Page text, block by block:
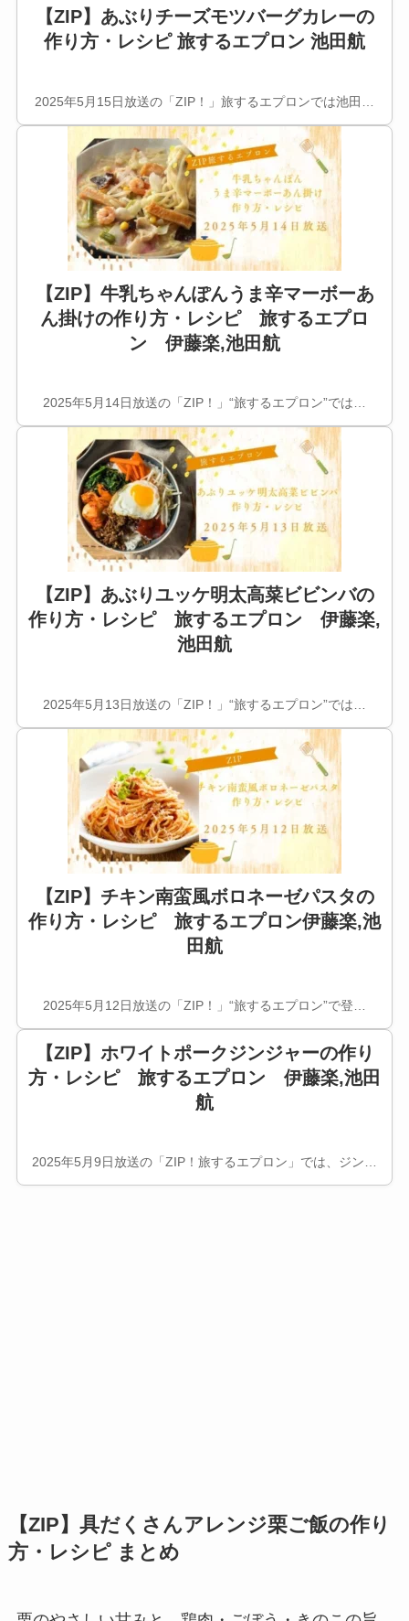
【ZIP】あぶりチーズモツバーグカレーの
作り方・レシピ 旅するエプロン 池田航
2025年5月15日放送の「ZIP！」旅するエプロンでは池田…
【ZIP】牛乳ちゃんぽんうま辛マーボーあ
ん掛けの作り方・レシピ 旅するエプロ
ン 伊藤楽,池田航
2025年5月14日放送の「ZIP！」“旅するエプロン”では…
【ZIP】あぶりユッケ明太高菜ビビンバの
作り方・レシピ 旅するエプロン 伊藤楽,
池田航
2025年5月13日放送の「ZIP！」“旅するエプロン”では…
【ZIP】チキン南蛮風ボロネーゼパスタの
作り方・レシピ 旅するエプロン伊藤楽,池
田航
2025年5月12日放送の「ZIP！」“旅するエプロン”で登…
【ZIP】ホワイトポークジンジャーの作り
方・レシピ 旅するエプロン 伊藤楽,池田
航
2025年5月9日放送の「ZIP！旅するエプロン」では、ジン…
【ZIP】具だくさんアレンジ栗ご飯の作り
方・レシピ まとめ